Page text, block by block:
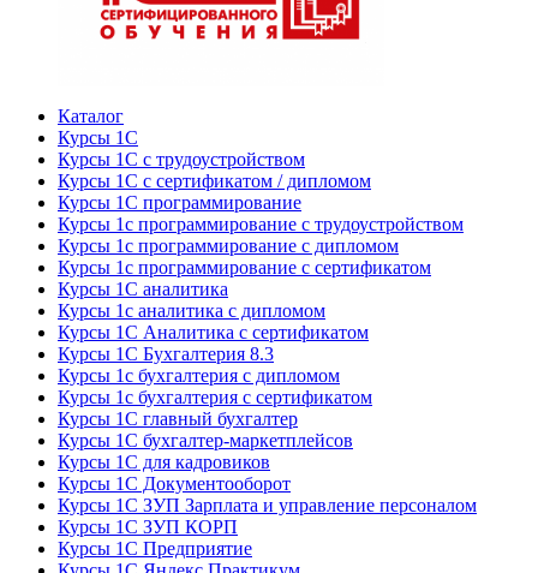
Каталог
Курсы 1С
Курсы 1С с трудоустройством
Курсы 1С с сертификатом / дипломом
Курсы 1С программирование
Курсы 1с программирование с трудоустройством
Курсы 1с программирование с дипломом
Курсы 1с программирование с сертификатом
Курсы 1С аналитика
Курсы 1с аналитика с дипломом
Курсы 1С Аналитика с сертификатом
Курсы 1С Бухгалтерия 8.3
Курсы 1с бухгалтерия с дипломом
Курсы 1с бухгалтерия с сертификатом
Курсы 1С главный бухгалтер
Курсы 1С бухгалтер-маркетплейсов
Курсы 1С для кадровиков
Курсы 1С Документооборот
Курсы 1С ЗУП Зарплата и управление персоналом
Курсы 1С ЗУП КОРП
Курсы 1С Предприятие